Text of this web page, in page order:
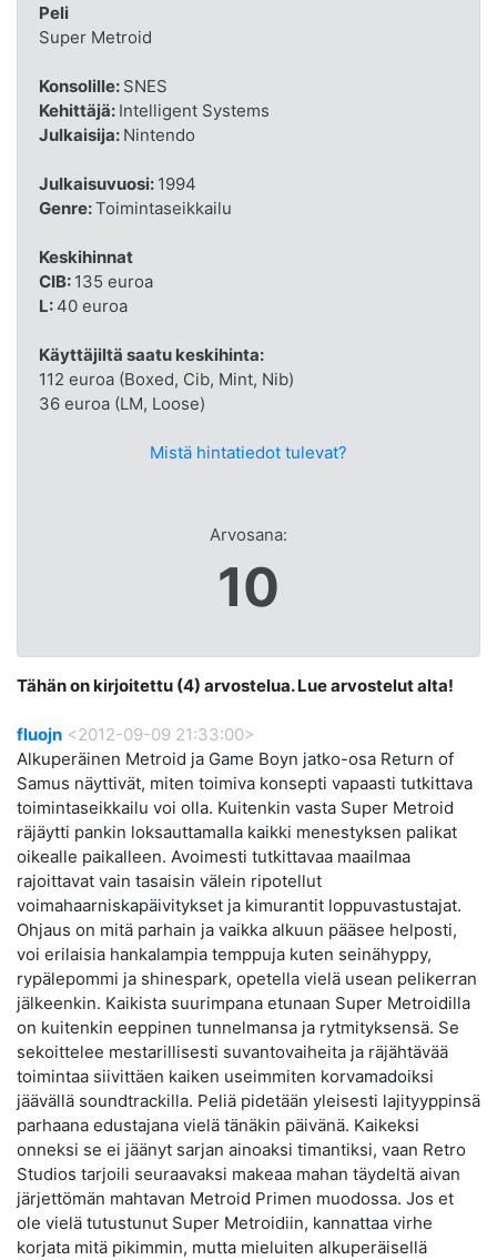
Peli
Super Metroid
Konsolille: SNES
Kehittäjä: Intelligent Systems
Julkaisija: Nintendo
Julkaisuvuosi: 1994
Genre:Toimintaseikkailu
Keskihinnat
CIB: 135 euroa
L: 40 euroa
Käyttäjiltä saatu keskihinta:
112 euroa (Boxed, Cib, Mint, Nib)
36 euroa (LM, Loose)
Mistä hintatiedot tulevat?
Arvosana:
10
Tähän on kirjoitettu (4) arvostelua. Lue arvostelut alta!
fluojn <2012-09-09 21:33:00>
Alkuperäinen Metroid ja Game Boyn jatko-osa Return of
Samus näyttivät, miten toimiva konsepti vapaasti tutkittava
toimintaseikkailu voi olla. Kuitenkin vasta Super Metroid
räjäytti pankin loksauttamalla kaikki menestyksen palikat
oikealle paikalleen. Avoimesti tutkittavaa maailmaa
rajoittavat vain tasaisin välein ripotellut
voimahaarniskapäivitykset ja kimurantit loppuvastustajat.
Ohjaus on mitä parhain ja vaikka alkuun pääsee helposti,
voi erilaisia hankalampia temppuja kuten seinähyppy,
rypälepommi ja shinespark, opetella vielä usean pelikerran
jälkeenkin. Kaikista suurimpana etunaan Super Metroidilla
on kuitenkin eeppinen tunnelmansa ja rytmityksensä. Se
sekoittelee mestarillisesti suvantovaiheita ja räjähtävää
toimintaa siivittäen kaiken useimmiten korvamadoiksi
jäävällä soundtrackilla. Peliä pidetään yleisesti lajityyppinsä
parhaana edustajana vielä tänäkin päivänä. Kaikeksi
onneksi se ei jäänyt sarjan ainoaksi timantiksi, vaan Retro
Studios tarjoili seuraavaksi makeaa mahan täydeltä aivan
järjettömän mahtavan Metroid Primen muodossa. Jos et
ole vielä tutustunut Super Metroidiin, kannattaa virhe
korjata mitä pikimmin, mutta mieluiten alkuperäisellä